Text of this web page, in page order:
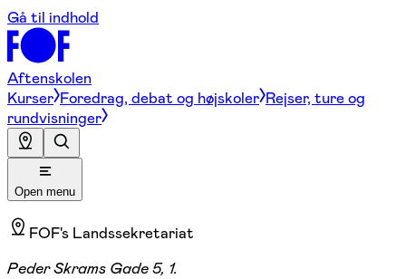
Gå til indhold
Aftenskolen
Kurser Foredrag, debat og højskoler Rejser, ture og
rundvisninger
Open menu
FOF's Landssekretariat
Peder Skrams Gade 5, 1.